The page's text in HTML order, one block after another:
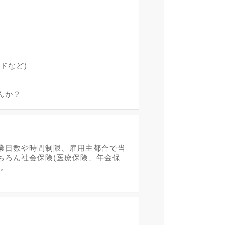
など)
か？
数や時間制限、雇用主都合で当
ろん社会保険(医療保険、年金保